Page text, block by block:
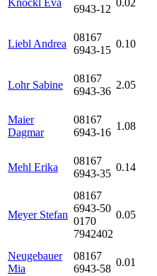
Knöckl Eva
6943-12
0.02
Liebl Andrea
08167
6943-15
0.10
Lohr Sabine
08167
6943-36
2.05
Maier
Dagmar
08167
6943-16
1.08
Mehl Erika
08167
6943-35
0.14
Meyer Stefan
08167
6943-50
0170
7942402
0.05
Neugebauer
Mia
08167
6943-58
0.01